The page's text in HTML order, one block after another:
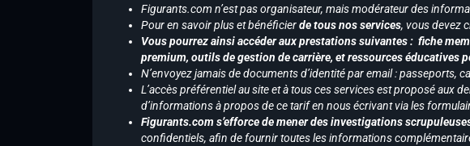
Figurants.com n’est pas organisateur, mais modérateur des
Pour en savoir plus et bénéficierde tous nos services, vous devez
Vous pourrez ainsi accéder aux prestations suivantes : fiche
premium, outils de gestion de carrière, et ressources éducatives
N’envoyez jamais de documents d’identité par email : passeports,
L’accès préférentiel au site et à tous ces services est proposé aux
d’informations à propos de ce tarif en nous écrivant via les
Figurants.com s’efforce de mener des investigations
confidentiels, afin de fournir toutes les informations